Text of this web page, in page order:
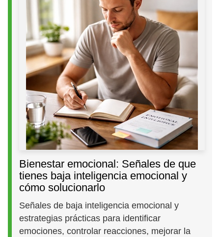
Bienestar emocional: Señales de que
tienes baja inteligencia emocional y
cómo solucionarlo
Señales de baja inteligencia emocional y
estrategias prácticas para identificar
emociones, controlar reacciones, mejorar la